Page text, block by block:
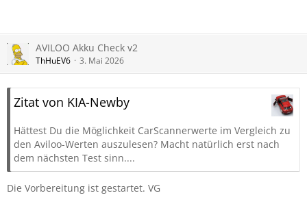
AVILOO Akku Check v2
ThHuEV6 3. Mai 2026
Zitat von KIA-Newby
Hättest Du die Möglichkeit CarScannerwerte im Vergleich zu
den Aviloo-Werten auszulesen? Macht natürlich erst nach
dem nächsten Test sinn....
Die Vorbereitung ist gestartet. VG